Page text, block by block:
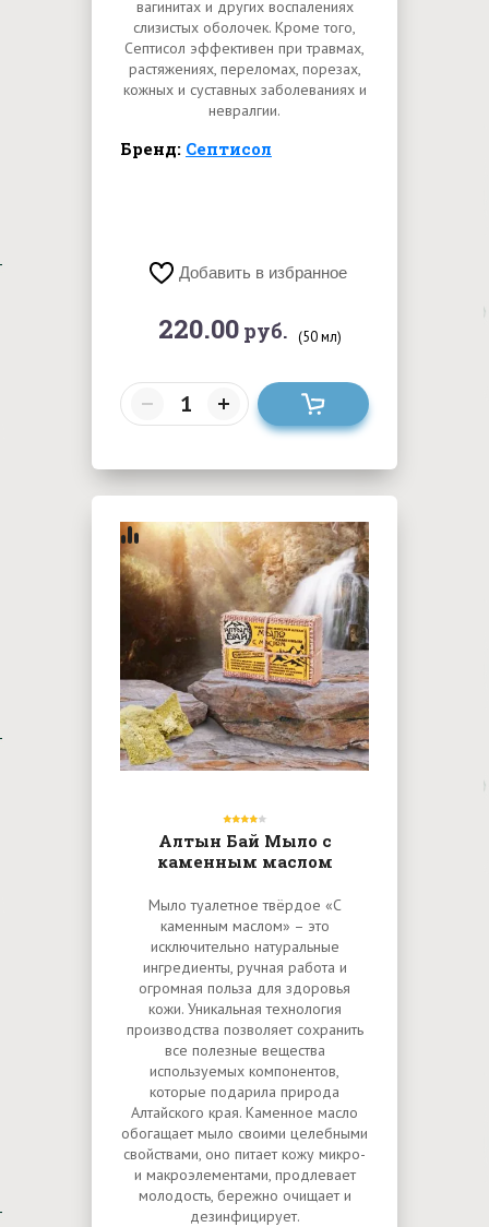
вагинитах и других воспалениях
слизистых оболочек. Кроме того,
Септисол эффективен при травмах,
растяжениях, переломах, порезах,
кожных и суставных заболеваниях и
невралгии.
Бренд: Септисол
Добавить в избранное
220.00 руб. (50 мл)
Алтын Бай Мыло с
каменным маслом
Мыло туалетное твёрдое «С
каменным маслом» – это
исключительно натуральные
ингредиенты, ручная работа и
огромная польза для здоровья
кожи. Уникальная технология
производства позволяет сохранить
все полезные вещества
используемых компонентов,
которые подарила природа
Алтайского края. Каменное масло
обогащает мыло своими целебными
свойствами, оно питает кожу микро-
и макроэлементами, продлевает
молодость, бережно очищает и
дезинфицирует.